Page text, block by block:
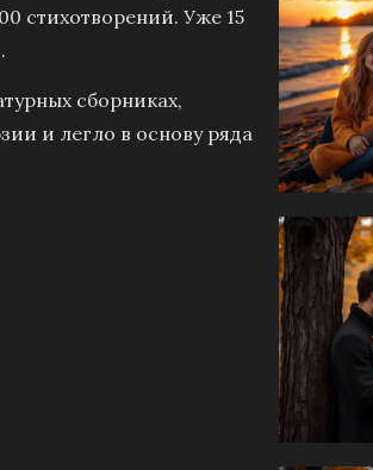
стихотворений. Уже 15
сборниках,
и легло в основу ряда